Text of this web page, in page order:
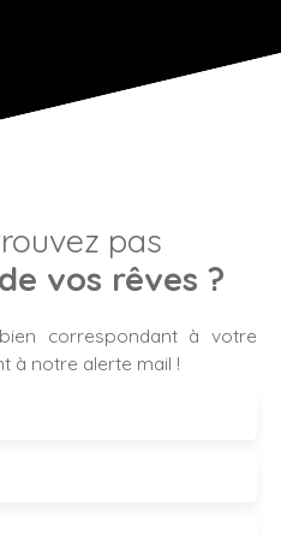
pas
vos rêves ?
correspondant à votre
à notre alerte mail !